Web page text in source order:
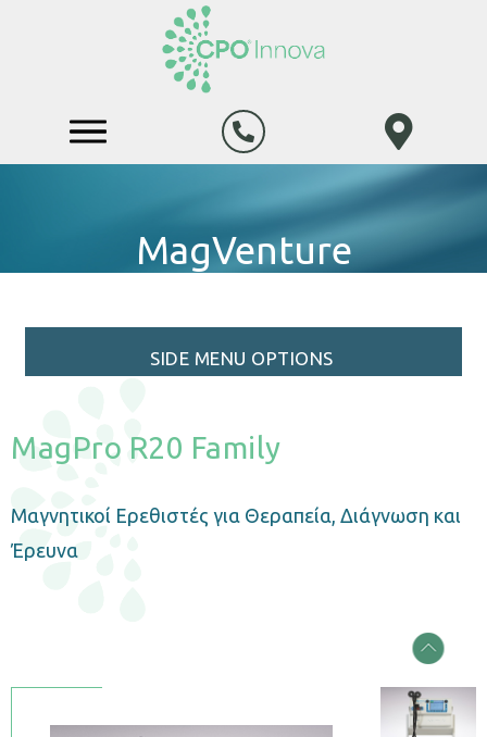
MagVenture
SIDE MENU OPTIONS
MagPro R20 Family
Μαγνητικοί Ερεθιστές για Θεραπεία, Διάγνωση και
Έρευνα